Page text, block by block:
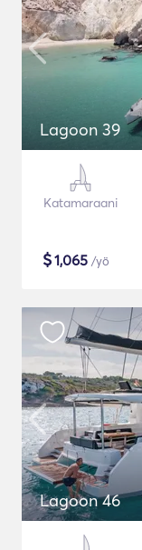
Lagoon 39
Katamaraani
$1,065 /yö
Lagoon 46